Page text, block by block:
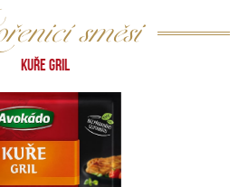
směsi
KUŘE GRIL